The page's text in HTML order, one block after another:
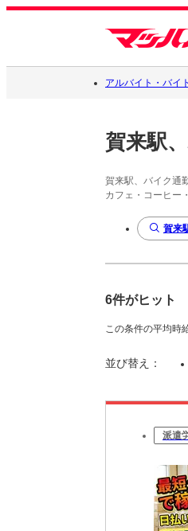
アルバイト・バイ
賀来駅
賀来駅、バイク通
カフェ・コーヒー
賀来
6件がヒット
この条件の平均時
並び替え：
派遣